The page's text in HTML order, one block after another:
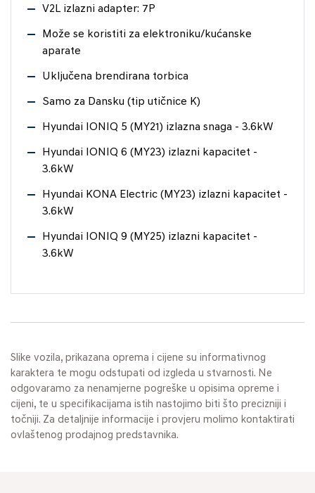
V2L izlazni adapter: 7P
Može se koristiti za elektroniku/kućanske
aparate
Uključena brendirana torbica
Samo za Dansku (tip utičnice K)
Hyundai IONIQ 5 (MY21) izlazna snaga - 3.6kW
Hyundai IONIQ 6 (MY23) izlazni kapacitet -
3.6kW
Hyundai KONA Electric (MY23) izlazni kapacitet -
3.6kW
Hyundai IONIQ 9 (MY25) izlazni kapacitet -
3.6kW
Slike vozila, prikazana oprema i cijene su informativnog
karaktera te mogu odstupati od izgleda u stvarnosti. Ne
odgovaramo za nenamjerne pogreške u opisima opreme i
cijeni, te u specifikacijama istih nastojimo biti što precizniji i
točniji. Za detaljnije informacije i provjeru molimo kontaktirati
ovlaštenog prodajnog predstavnika.